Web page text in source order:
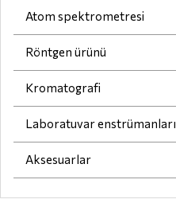
Atom spektrometresi
Röntgen ürünü
Kromatografi
Laboratuvar enstrümanları
Aksesuarlar